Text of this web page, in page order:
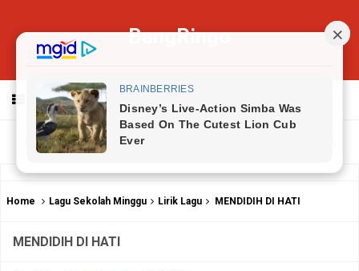
BangRingo
MENU
Home Lagu Sekolah Minggu Lirik Lagu MENDIDIH DI HATI
MENDIDIH DI HATI